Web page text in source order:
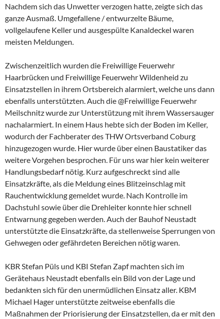
Nachdem sich das Unwetter verzogen hatte, zeigte sich das
ganze Ausmaß. Umgefallene / entwurzelte Bäume,
vollgelaufene Keller und ausgespülte Kanaldeckel waren
meisten Meldungen.
Zwischenzeitlich wurden die Freiwillige Feuerwehr
Haarbrücken und Freiwillige Feuerwehr Wildenheid zu
Einsatzstellen in ihrem Ortsbereich alarmiert, welche uns dann
ebenfalls unterstützten. Auch die @Freiwillige Feuerwehr
Meilschnitz wurde zur Unterstützung mit ihrem Wassersauger
nachalarmiert. In einem Haus hebte sich der Boden im Keller,
wodurch der Fachberater des THW Ortsverband Coburg
hinzugezogen wurde. Hier wurde über einen Baustatiker das
weitere Vorgehen besprochen. Für uns war hier kein weiterer
Handlungsbedarf nötig. Kurz aufgeschreckt sind alle
Einsatzkräfte, als die Meldung eines Blitzeinschlag mit
Rauchentwicklung gemeldet wurde. Nach Kontrolle im
Dachstuhl sowie über die Drehleiter konnte hier schnell
Entwarnung gegeben werden. Auch der Bauhof Neustadt
unterstützte die Einsatzkräfte, da stellenweise Sperrungen von
Gehwegen oder gefährdeten Bereichen nötig waren.
KBR Stefan Püls und KBI Stefan Zapf machten sich im
Gerätehaus Neustadt ebenfalls ein Bild von der Lage und
bedankten sich für den unermüdlichen Einsatz aller. KBM
Michael Hager unterstützte zeitweise ebenfalls die
Maßnahmen der Priorisierung der Einsatzstellen, da er mit den